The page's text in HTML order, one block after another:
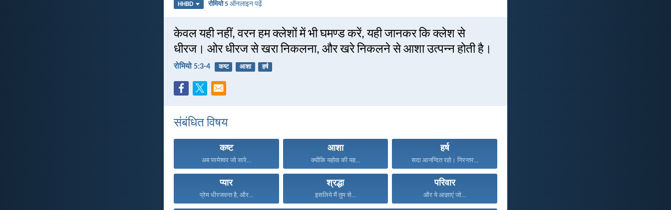
HHBD रोमियो 5 ऑनलाइन पढ़ें
केवल यही नहीं, वरन हम क्लेशों में भी घमण्ड करें, यही जानकर कि क्लेश से
धीरज। ओर धीरज से खरा निकलना, और खरे निकलने से आशा उत्पन्न होती है।
रोमियो 5:3-4 कष्ट आशा हर्ष
संबंधित विषय
कष्ट
अब परमेश्वर जो सारे...
आशा
क्योंकि यहोवा की यह...
हर्ष
सदा आनन्दित रहो। निरन्तर...
प्यार
प्रेम धीरजवन्त है, और...
श्रद्धा
इसलिये मैं तुम से...
परिवार
और ये आज्ञाएं जो...